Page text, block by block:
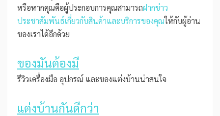
หรือหากคุณคือผู้ประกอบการคุณสามารถฝากข่าว
ประชาสัมพันธ์เกี่ยวกับสินค้าและบริการของคุณให้กับผู้อ่าน
ของเราได้อีกด้วย
ของมันต้องมี
รีวิวเครื่องมือ อุปกรณ์ และของแต่งบ้านน่าสนใจ
แต่งบ้านกันดีกว่า